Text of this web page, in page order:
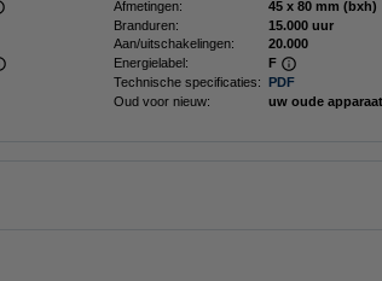
Afmetingen:
45 x 80 mm (bxh)
Branduren:
15.000 uur
Aan/uitschakelingen:
20.000
Energielabel:
F
Technische specificaties: PDF
Oud voor nieuw:
uw oude apparaat